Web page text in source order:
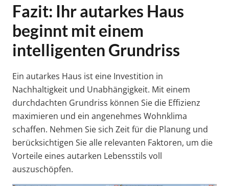
Fazit: Ihr autarkes Haus
beginnt mit einem
intelligenten Grundriss
Ein autarkes Haus ist eine Investition in
Nachhaltigkeit und Unabhängigkeit. Mit einem
durchdachten Grundriss können Sie die Effizienz
maximieren und ein angenehmes Wohnklima
schaffen. Nehmen Sie sich Zeit für die Planung und
berücksichtigen Sie alle relevanten Faktoren, um die
Vorteile eines autarken Lebensstils voll
auszuschöpfen.